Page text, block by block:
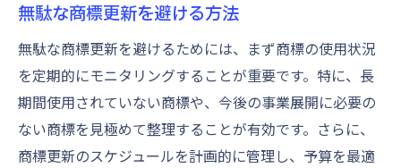
無駄な商標更新を避ける方法
無駄な商標更新を避けるためには、まず商標の使用状況
を定期的にモニタリングすることが重要です。特に、長
期間使用されていない商標や、今後の事業展開に必要の
ない商標を見極めて整理することが有効です。さらに、
商標更新のスケジュールを計画的に管理し、予算を最適